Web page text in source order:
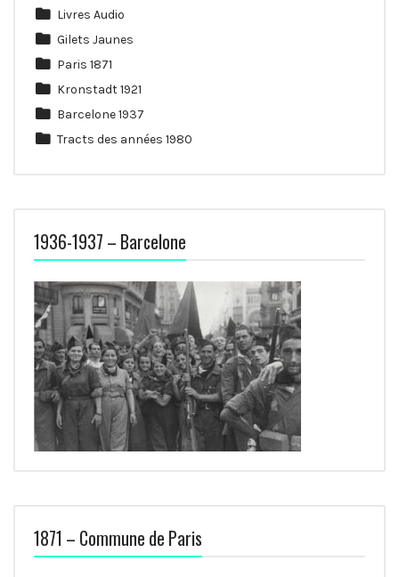
Livres Audio
Gilets Jaunes
Paris 1871
Kronstadt 1921
Barcelone 1937
Tracts des années 1980
1936-1937 – Barcelone
1871 – Commune de Paris